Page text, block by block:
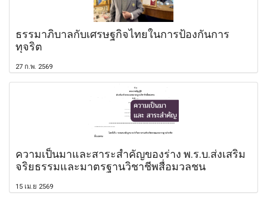
ธรรมาภิบาลกับเศรษฐกิจไทยในการป้องกันการ
ทุจริต
27 ก.พ. 2569
ความเป็นมาและสาระสำคัญของร่าง พ.ร.บ.ส่งเสริม
จริยธรรมและมาตรฐานวิชาชีพสื่อมวลชน
15 เม.ย 2569